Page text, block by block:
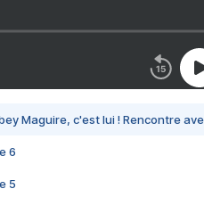
Maguire, c'est lui ! Rencontre
6
5